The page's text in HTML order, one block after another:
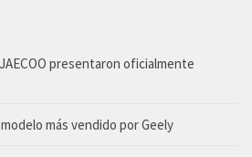
presentaron oficialmente
más vendido por Geely